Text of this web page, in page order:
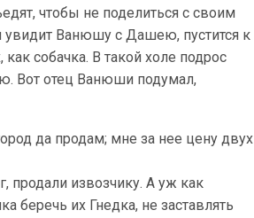
чтобы не поделиться с своим
увидит Ванюшу с Дашею, пустится к
собачка. В такой холе подрос
Вот отец Ванюши подумал,
да продам; мне за нее цену двух
продали извозчику. А уж как
их Гнедка, не заставлять